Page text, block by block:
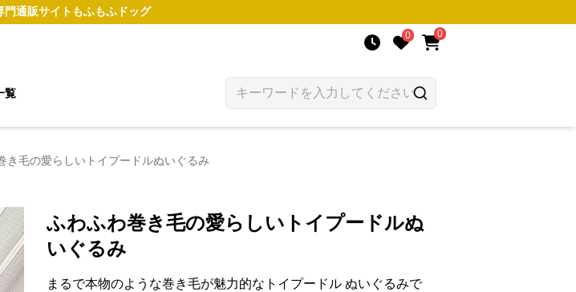
門通販サイト もふもふドッグ
0 0
覧
き毛の愛らしいトイプードルぬいぐるみ
ふわふわ巻き毛の愛らしいトイプードルぬ
いぐるみ
まるで本物のような巻き毛が魅力的なトイプードル ぬいぐるみで